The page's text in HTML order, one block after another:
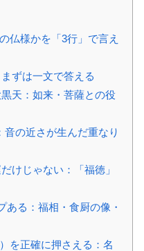
仏様かを「3行」で言え
ずは一文で答える
天：如来・菩薩との役
音の近さが生んだ重なり
けじゃない：「福徳」
ある：福相・食厨の像・
を正確に押さえる：名